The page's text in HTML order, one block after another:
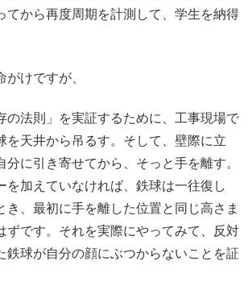
てから再度周期を計測して、学生を納得
けですが、
の法則」を実証するために、工事現場で
を天井から吊るす。そして、壁際に立
分に引き寄せてから、そっと手を離す。
を加えていなければ、鉄球は一往復し
き、最初に手を離した位置と同じ高さま
ずです。それを実際にやってみて、反対
鉄球が自分の顔にぶつからないことを証